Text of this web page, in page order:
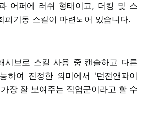
어퍼에 러쉬 형태이고, 더킹 및 스
피기동 스킬이 마련되어 있습니다.
시브로 스킬 사용 중 캔슬하고 다른
하여 진정한 의미에서 '던전앤파이
장 잘 보여주는 직업군이라고 할 수